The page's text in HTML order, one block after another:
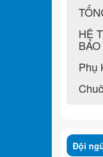
HỆ
Phụ
Đội